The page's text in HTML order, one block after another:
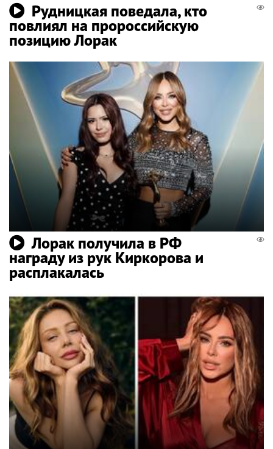
Рудницкая поведала, кто
повлиял на пророссийскую
позицию Лорак
Лорак получила в РФ
награду из рук Киркорова и
расплакалась